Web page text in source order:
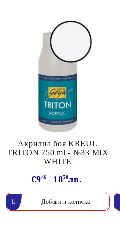
Акрилна боя KREUL
TRITON 750 ml - №33 MIX
WHITE
€946 1850лв.